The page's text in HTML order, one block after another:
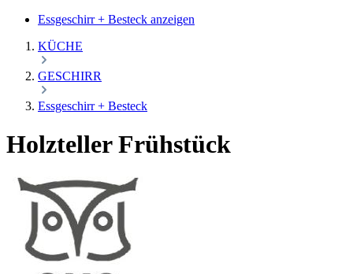
Essgeschirr + Besteck anzeigen
KÜCHE
GESCHIRR
Essgeschirr + Besteck
Holzteller Frühstück